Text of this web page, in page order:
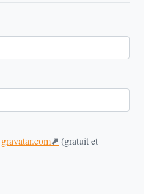
gravatar.com
(gratuit et